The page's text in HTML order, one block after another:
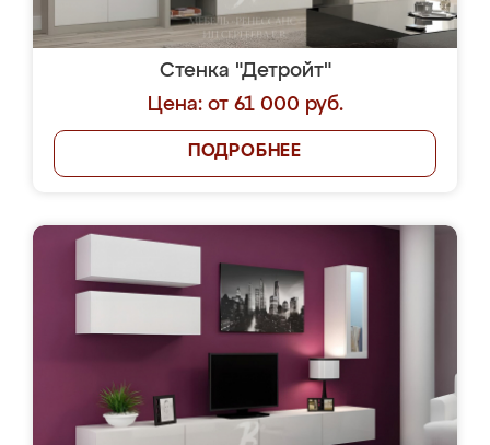
Стенка "Детройт"
Цена: от 61 000 руб.
ПОДРОБНЕЕ